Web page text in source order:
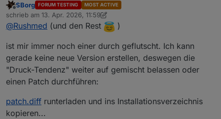
Offline
SBorg FORUM TESTING MOST ACTIVE
schrieb am 13. Apr. 2026, 11:59
zuletzt editiert von SBorg
@Rushmed (und den Rest )
ist mir immer noch einer durch geflutscht. Ich kann
gerade keine neue Version erstellen, deswegen die
"Druck-Tendenz" weiter auf gemischt belassen oder
einen Patch durchführen:
patch.diff runterladen und ins Installationsverzeichnis
kopieren...